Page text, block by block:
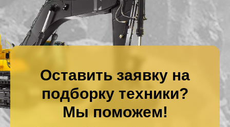
Оставить заявку на
подборку техники?
Мы поможем!